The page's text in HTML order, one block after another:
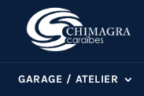
GARAGE / ATELIER